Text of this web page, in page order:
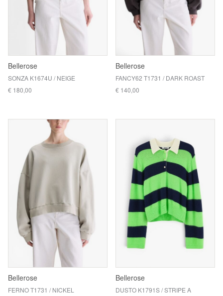
Bellerose
SONZA K1674U / NEIGE
€ 180,00
Bellerose
FANCY62 T1731 / DARK ROAST
€ 140,00
Bellerose
FERNO T1731 / NICKEL
Bellerose
DUSTO K1791S / STRIPE A